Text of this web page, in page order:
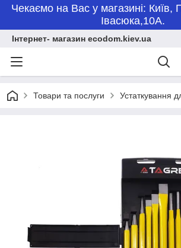
Чекаємо на Вас у магазині:
Івасюка,10А.
Інтернет- магазин ecodom.kiev.ua
Товари та послуги Устаткування